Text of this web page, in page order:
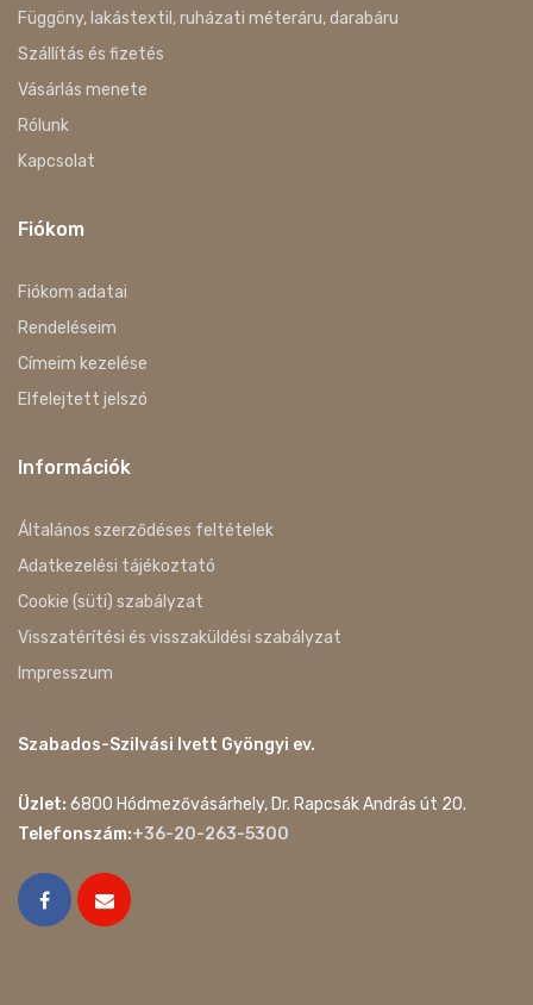
Függöny, lakástextil, ruházati méteráru, darabáru
Szállítás és fizetés
Vásárlás menete
Rólunk
Kapcsolat
Fiókom
Fiókom adatai
Rendeléseim
Címeim kezelése
Elfelejtett jelszó
Információk
Általános szerződéses feltételek
Adatkezelési tájékoztató
Cookie (süti) szabályzat
Visszatérítési és visszaküldési szabályzat
Impresszum
Szabados-Szilvási Ivett Gyöngyi ev.
Üzlet: 6800 Hódmezővásárhely, Dr. Rapcsák András út 20.
Telefonszám:+36-20-263-5300